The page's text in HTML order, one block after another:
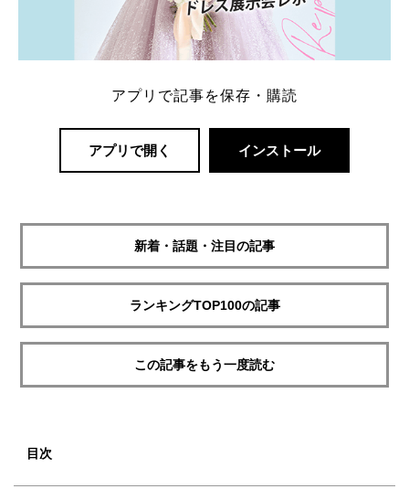
アプリで記事を保存・購読
アプリで開く インストール
新着・話題・注目の記事
ランキングTOP100の記事
この記事をもう一度読む
目次